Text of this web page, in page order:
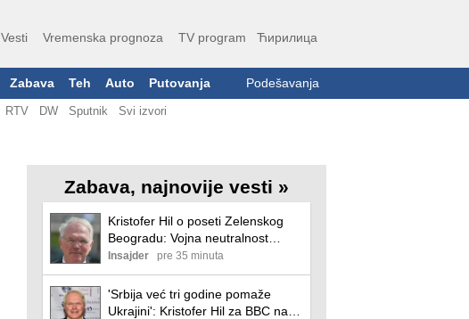
Vesti Vremenska prognoza TV program Ћирилица
Zabava Teh Auto Putovanja Podešavanja
RTV DW Sputnik Svi izvori
Zabava, najnovije vesti »
Kristofer Hil o poseti Zelenskog
Beogradu: Vojna neutralnost
Srbije se pogrešno shvata, Vlada
razume da je njihova budućnost
na Zapadu
Insajder pre 35 minuta
'Srbija već tri godine pomaže
Ukrajini': Kristofer Hil za BBC na